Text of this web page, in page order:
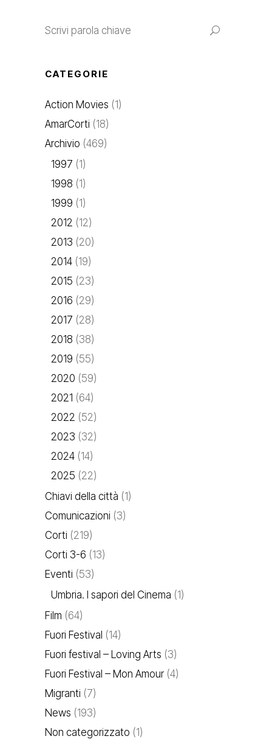
for:
CATEGORIE
Action Movies (1)
AmarCorti (18)
Archivio (469)
1997 (1)
1998 (1)
1999 (1)
2012 (12)
2013 (20)
2014 (19)
2015 (23)
2016 (29)
2017 (28)
2018 (38)
2019 (55)
2020 (59)
2021 (64)
2022 (52)
2023 (32)
2024 (14)
2025 (22)
Chiavi della città (1)
Comunicazioni (3)
Corti (219)
Corti 3-6 (13)
Eventi (53)
Umbria. I sapori del Cinema (1)
Film (64)
Fuori Festival (14)
Fuori festival – Loving Arts (3)
Fuori Festival – Mon Amour(4)
Migranti (7)
News (193)
Non categorizzato (1)